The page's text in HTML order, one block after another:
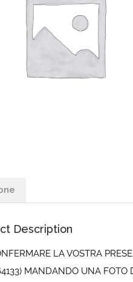
Description
LA VOSTRA
MANDANDO UNA